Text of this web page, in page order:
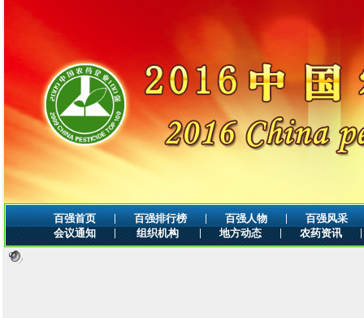
百强首页 | 百强排行榜 | 百强人物 |
百强风采
会议通知
| 组织机构 | 地方动态 | 农药资讯 |